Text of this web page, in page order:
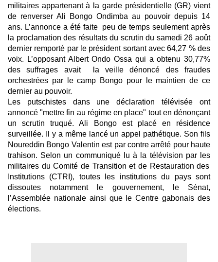
militaires appartenant à la garde présidentielle (GR) vient
de renverser Ali Bongo Ondimba au pouvoir depuis 14
ans. L’annonce a été faite peu de temps seulement après
la proclamation des résultats du scrutin du samedi 26 août
dernier remporté par le président sortant avec 64,27 % des
voix. L’opposant Albert Ondo Ossa qui a obtenu 30,77%
des suffrages avait la veille dénoncé des fraudes
orchestrées par le camp Bongo pour le maintien de ce
dernier au pouvoir.
Les putschistes dans une déclaration télévisée ont
annoncé "mettre fin au régime en place" tout en dénonçant
un scrutin truqué. Ali Bongo est placé en résidence
surveillée. Il y a même lancé un appel pathétique. Son fils
Noureddin Bongo Valentin est par contre arrêté pour haute
trahison. Selon un communiqué lu à la télévision par les
militaires du Comité de Transition et de Restauration des
Institutions (CTRI), toutes les institutions du pays sont
dissoutes notamment le gouvernement, le Sénat,
l’Assemblée nationale ainsi que le Centre gabonais des
élections.